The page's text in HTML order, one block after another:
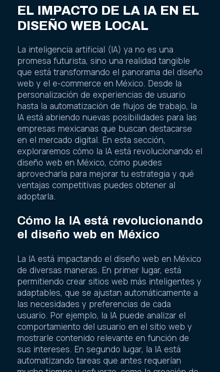
EL IMPACTO DE LA IA EN EL
DISEÑO WEB LOCAL
La inteligencia artificial (IA) ya no es una
promesa futurista, sino una realidad tangible
que está transformando el panorama del diseño
web y el e-commerce en México. Desde la
personalización de experiencias de usuario
hasta la automatización de flujos de trabajo, la
IA está abriendo nuevas posibilidades para las
empresas mexicanas que buscan destacarse
en el mercado digital. En esta sección,
exploraremos cómo la IA está revolucionando el
diseño web en México, cómo puedes
aprovecharla para mejorar tu estrategia y qué
ventajas competitivas puedes obtener al
adoptarla.
Cómo la IA está revolucionando
el diseño web en México
La IA está impactando el diseño web en México
de diversas maneras. En primer lugar, está
permitiendo crear sitios web más inteligentes y
adaptables, que se ajustan automáticamente a
las necesidades y preferencias de cada
usuario. Por ejemplo, la IA puede analizar el
comportamiento del usuario en el sitio web y
mostrarle contenido relevante en función de
sus intereses. En segundo lugar, la IA está
automatizando tareas que antes requerían